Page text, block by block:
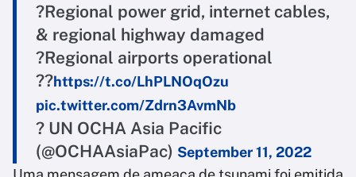
?Regional power grid, internet cables,
& regional highway damaged
?Regional airports operational
??https://t.co/LhPLNOqOzu
pic.twitter.com/Zdrn3AvmNb
? UN OCHA Asia Pacific
(@OCHAAsiaPac) September 11, 2022